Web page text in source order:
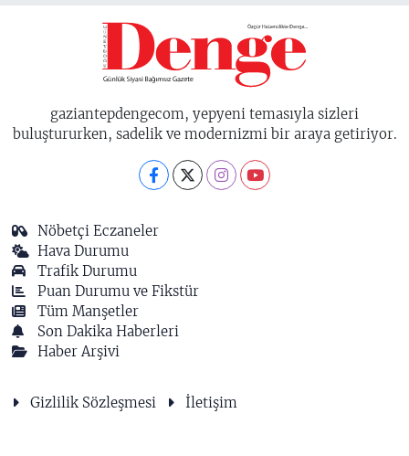
gaziantepdengecom, yepyeni temasıyla sizleri
buluştururken, sadelik ve modernizmi bir araya getiriyor.
Nöbetçi Eczaneler
Hava Durumu
Trafik Durumu
Puan Durumu ve Fikstür
Tüm Manşetler
Son Dakika Haberleri
Haber Arşivi
Gizlilik Sözleşmesi İletişim